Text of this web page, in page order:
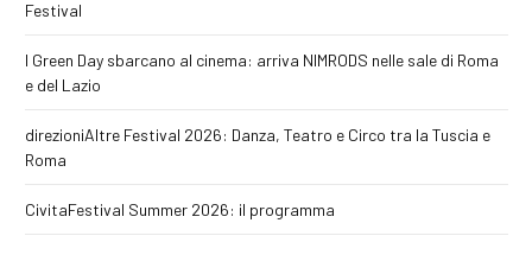
Festival
I Green Day sbarcano al cinema: arriva NIMRODS nelle sale di Roma
e del Lazio
direzioniAltre Festival 2026: Danza, Teatro e Circo tra la Tuscia e
Roma
CivitaFestival Summer 2026: il programma